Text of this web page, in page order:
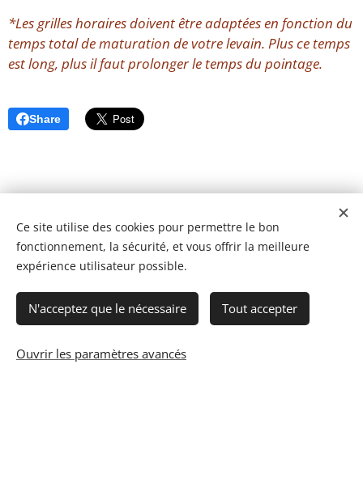
*Les grilles horaires doivent être adaptées en fonction du
temps total de maturation de votre levain. Plus ce temps
est long, plus il faut prolonger le temps du pointage.
Share
© 2023 Les recettes d'Henri-Luc. Tous droits réservés.
Ce site utilise des cookies pour permettre le bon
fonctionnement, la sécurité, et vous offrir la meilleure
expérience utilisateur possible.
N'acceptez que le nécessaire Tout accepter
Ouvrir les paramètres avancés